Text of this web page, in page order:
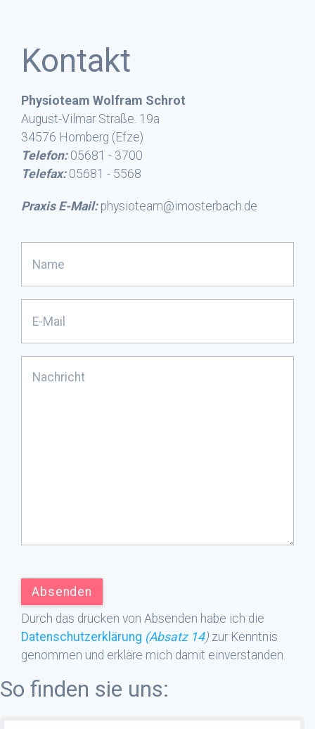
Kontakt
Physioteam Wolfram Schrot
August-Vilmar Straße. 19a
34576 Homberg (Efze)
Telefon:05681 - 3700
Telefax:05681 - 5568
Praxis E-Mail:physioteam@imosterbach.de
Durch das drücken von Absenden habe ich die
Datenschutzerklärung (Absatz 14) zur Kenntnis
genommen und erkläre mich damit einverstanden.
So finden sie uns: